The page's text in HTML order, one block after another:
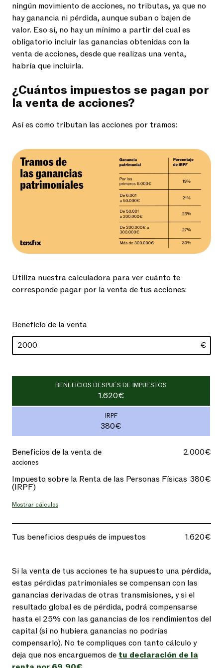
ningún movimiento de acciones, no tributas, ya que no
hay ganancia ni pérdida, aunque suban o bajen de
valor. Eso sí, no hay un mínimo a partir del cual es
obligatorio incluir las ganancias obtenidas con la
venta de acciones, desde que realizas una venta,
habría que incluirla.
¿Cuántos impuestos se pagan por
la venta de acciones?
Así es como tributan las acciones por tramos:
Utiliza nuestra calculadora para ver cuánto te
corresponde pagar por la venta de tus acciones:
Beneficio de la venta
€
BENEFICIOS DESPUÉS DE IMPUESTOS
1.620€
IRPF
380€
Beneficios de la venta de
acciones
2.000€
Impuesto sobre la Renta de las Personas Físicas
(IRPF)
380€
Mostrar cálculos
Tus beneficios después de impuestos 1.620€
Si la venta de tus acciones te ha supuesto una pérdida,
estas pérdidas patrimoniales se compensan con las
ganancias derivadas de otras transmisiones, y si el
resultado global es de pérdida, podrá compensarse
hasta el 25% con las ganancias de los rendimientos del
capital (si no hubiera ganancias no podrías
compensarlo). No te compliques con tanto cálculo y
deja que nos encarguemos de tu declaración de la